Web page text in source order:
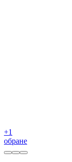
+1
обране